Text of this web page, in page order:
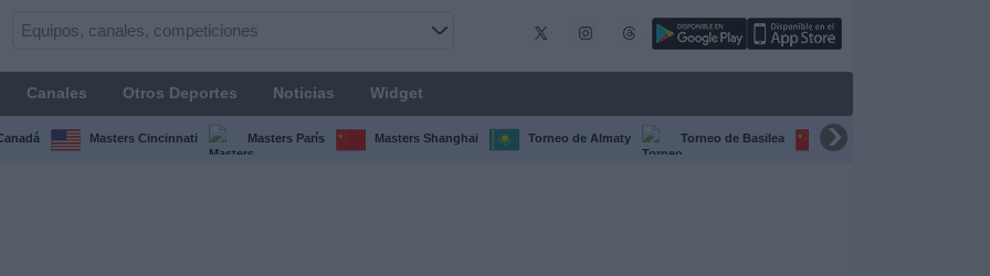
Canales Otros Deportes Noticias Widget
Masters Cincinnati Masters París Masters Shanghai Torneo de Almaty Torneo de Basilea Torneo de Chengdú